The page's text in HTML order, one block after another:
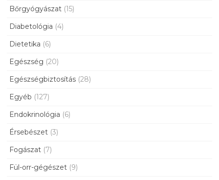
Bőrgyógyászat (15)
Diabetológia (4)
Dietetika (6)
Egészség (20)
Egészségbiztosítás (28)
Egyéb (127)
Endokrinológia (6)
Érsebészet (3)
Fogászat (7)
Fül-orr-gégészet (9)